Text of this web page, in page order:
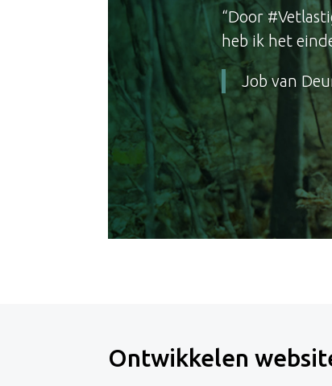
“Door
heb ik het
Job van
Ontwikkelen